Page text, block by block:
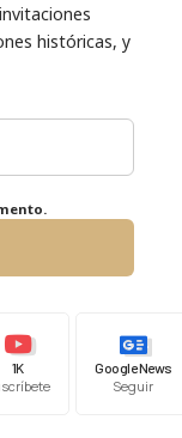
históricas, y
1K Google News
Seguir